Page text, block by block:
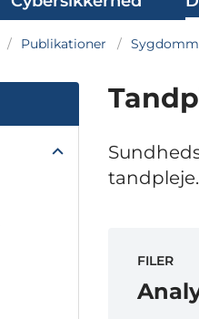
Publikationer
tandpleje.
FILER